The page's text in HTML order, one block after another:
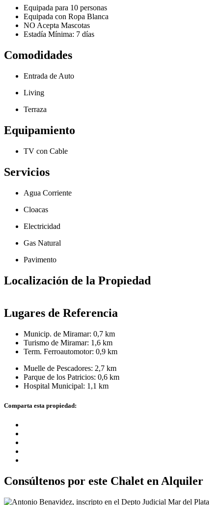
Equipada para 10 personas
Equipada con Ropa Blanca
NO Acepta Mascotas
Estadía Mínima: 7 días
Comodidades
Entrada de Auto
Living
Terraza
Equipamiento
TV con Cable
Servicios
Agua Corriente
Cloacas
Electricidad
Gas Natural
Pavimento
Localización de la Propiedad
+
Lugares de Referencia
Municip. de Miramar: 0,7 km
Turismo de Miramar: 1,6 km
Term. Ferroautomotor: 0,9 km
Muelle de Pescadores: 2,7 km
Parque de los Patricios: 0,6 km
Hospital Municipal: 1,1 km
Comparta esta propiedad:
Consúltenos por este Chalet en Alquiler